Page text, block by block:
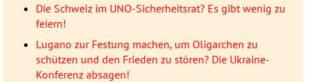
Die Schweiz im UNO-Sicherheitsrat? Es gibt wenig zu
feiern!
Lugano zur Festung machen, um Oligarchen zu
schützen und den Frieden zu stören? Die Ukraine-
Konferenz absagen!